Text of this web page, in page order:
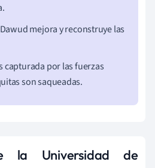
mejora y reconstruye las
capturada por las fuerzas
son saqueadas.
la Universidad de